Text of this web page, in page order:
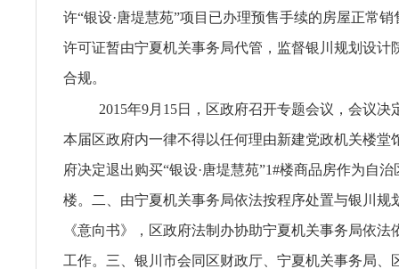
许“银设·唐堤慧苑”项目已办理预售手续的房屋正常
许可证暂由宁夏机关事务局代管，监督银川规划设计
合规。
2015年9月15日，区政府召开专题会议，会议决
本届区政府内一律不得以任何理由新建党政机关楼堂
府决定退出购买“银设·唐堤慧苑”1#楼商品房作为自
楼。二、由宁夏机关事务局依法按程序处置与银川规
《意向书》，区政府法制办协助宁夏机关事务局依法
工作。三、银川市会同区财政厅、宁夏机关事务局、